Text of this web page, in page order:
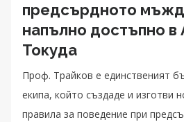
предсърдното
напълно достъпно
Токуда
Проф. Трайков е единственият
екипа, който създаде и изготви
правила за поведение при